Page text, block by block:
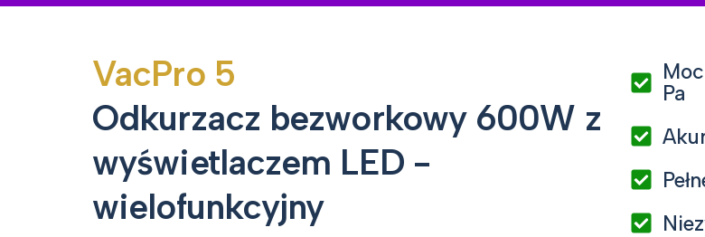
VacPro 5
Odkurzacz bezworkowy 600W z
wyświetlaczem LED -
wielofunkcyjny
Pa